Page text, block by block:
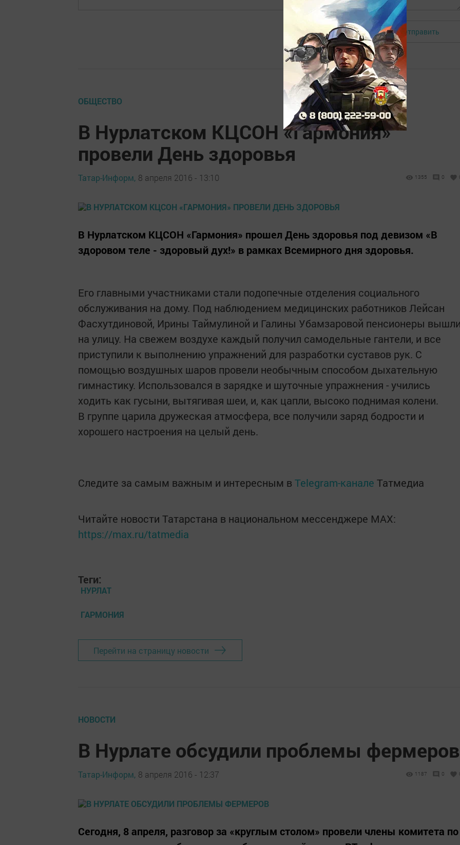
Авторизоваться Отправить
ОБЩЕСТВО
В Нурлатском КЦСОН «Гармония»
провели День здоровья
Татар-Информ, 8 апреля 2016 - 13:10 1355 0
В Нурлатском КЦСОН «Гармония» прошел День здоровья под девизом «В
здоровом теле - здоровый дух!» в рамках Всемирного дня здоровья.
Его главными участниками стали подопечные отделения социального
обслуживания на дому. Под наблюдением медицинских работников Лейсан
Фасхутдиновой, Ирины Таймулиной и Галины Убамзаровой пенсионеры
на улицу. На свежем воздухе каждый получил самодельные гантели, и все
приступили к выполнению упражнений для разработки суставов рук. С
помощью воздушных шаров провели необычным способом дыхательную
гимнастику. Использовался в зарядке и шуточные упражнения - учились
ходить как гусыни, вытягивая шеи, и, как цапли, высоко поднимая колени.
В группе царила дружеская атмосфера, все получили заряд бодрости и
хорошего настроения на целый день.
Следите за самым важным и интересным в Telegram-канале Татмедиа
Читайте новости Татарстана в национальном мессенджере MАХ:
https://max.ru/tatmedia
Теги:
НУРЛАТ
ГАРМОНИЯ
Перейти на страницу новости
НОВОСТИ
В Нурлате обсудили проблемы фермеров
Татар-Информ, 8 апреля 2016 - 12:37 1187 0
Сегодня, 8 апреля, разговор за «круглым столом» провели члены комитета по